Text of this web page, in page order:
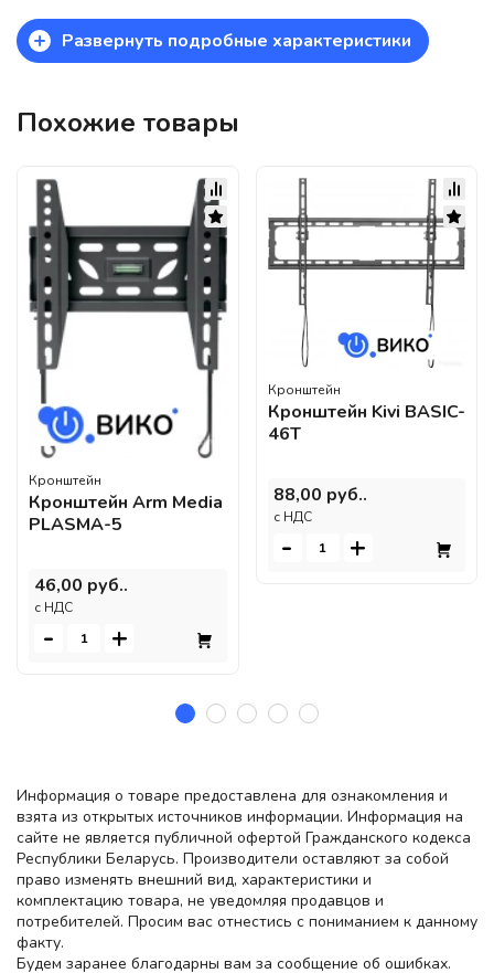
+ Развернуть подробные характеристики
Похожие товары
Кронштейн
Кронштейн Arm Media
PLASMA-5
46,00 руб..
c НДС
- +
Кронштейн
Кронштейн Kivi BASIC-
46T
88,00 руб..
c НДС
- +
Информация о товаре предоставлена для ознакомления и
взята из открытых источников информации. Информация на
сайте не является публичной офертой Гражданского кодекса
Республики Беларусь. Производители оставляют за собой
право изменять внешний вид, характеристики и
комплектацию товара, не уведомляя продавцов и
потребителей. Просим вас отнестись с пониманием к данному
факту.
Будем заранее благодарны вам за сообщение об ошибках.